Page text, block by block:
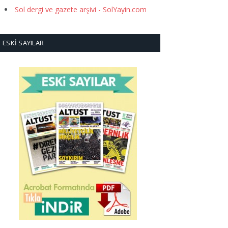
Sol dergi ve gazete arşivi - SolYayin.com
ESKI SAYILAR